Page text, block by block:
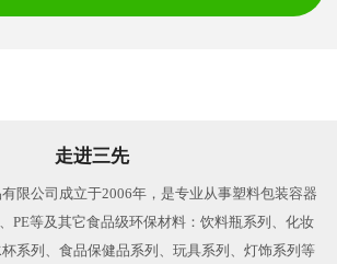
走进三先
公司成立于2006年，是专业从事塑料包装容器
PE等及其它食品级环保材料：饮料瓶系列、化妆
系列、食品保健品系列、玩具系列、灯饰系列等